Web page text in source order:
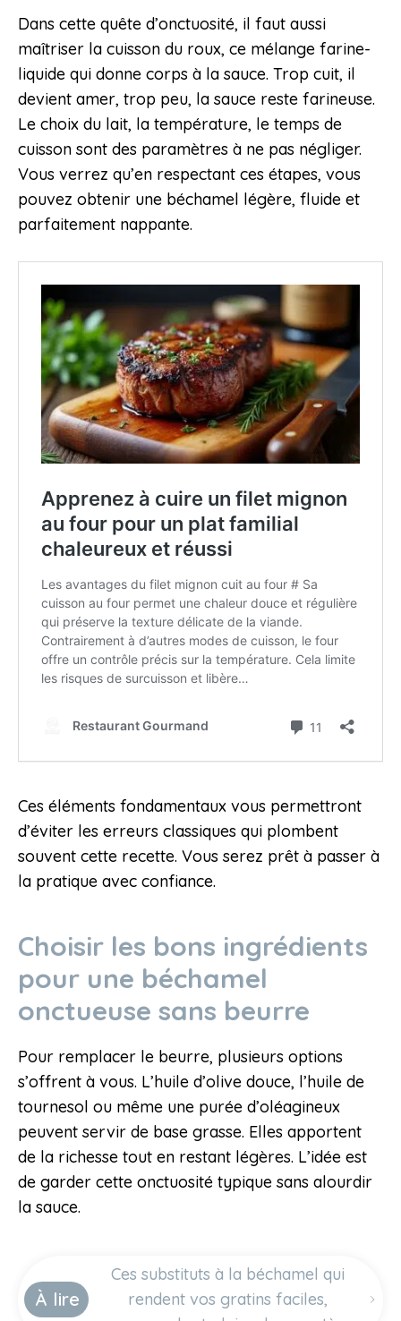
Dans cette quête d’onctuosité, il faut aussi
maîtriser la cuisson du roux, ce mélange farine-
liquide qui donne corps à la sauce. Trop cuit, il
devient amer, trop peu, la sauce reste farineuse.
Le choix du lait, la température, le temps de
cuisson sont des paramètres à ne pas négliger.
Vous verrez qu’en respectant ces étapes, vous
pouvez obtenir une béchamel légère, fluide et
parfaitement nappante.
Ces éléments fondamentaux vous permettront
d’éviter les erreurs classiques qui plombent
souvent cette recette. Vous serez prêt à passer à
la pratique avec confiance.
Choisir les bons ingrédients
pour une béchamel
onctueuse sans beurre
Pour remplacer le beurre, plusieurs options
s’offrent à vous. L’huile d’olive douce, l’huile de
tournesol ou même une purée d’oléagineux
peuvent servir de base grasse. Elles apportent
de la richesse tout en restant légères. L’idée est
de garder cette onctuosité typique sans alourdir
la sauce.
À lire
Ces substituts à la béchamel qui
rendent vos gratins faciles,